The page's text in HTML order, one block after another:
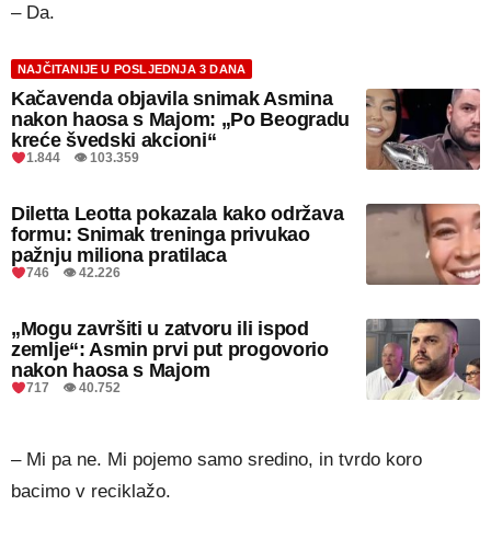
– Da.
NAJČITANIJE U POSLJEDNJA 3 DANA
Kačavenda objavila snimak Asmina
nakon haosa s Majom: „Po Beogradu
kreće švedski akcioni“
1.844 👁 103.359
Diletta Leotta pokazala kako održava
formu: Snimak treninga privukao
pažnju miliona pratilaca
746 👁 42.226
„Mogu završiti u zatvoru ili ispod
zemlje“: Asmin prvi put progovorio
nakon haosa s Majom
717 👁 40.752
– Mi pa ne. Mi pojemo samo sredino, in tvrdo koro
bacimo v reciklažo.